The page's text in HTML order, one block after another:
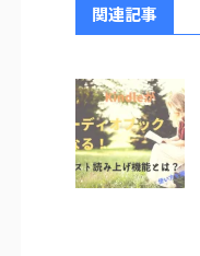
関連記事